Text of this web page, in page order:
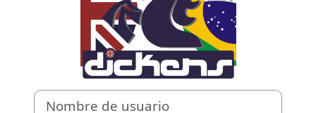
Nombre de usuario